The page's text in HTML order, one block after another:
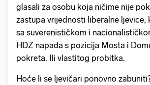
glasali za osobu koja ničime nije
zastupa vrijednosti liberalne ljevice,
sa suverenističkom i
HDZ napada s pozicija Mosta i
pokreta. Ili vlastitog probitka.
Hoće li se ljevičari ponovno